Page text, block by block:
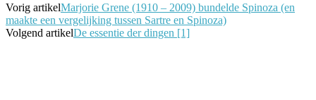
Vorig artikelMarjorie Grene (1910 – 2009) bundelde Spinoza (en
maakte een vergelijking tussen Sartre en Spinoza)
Volgend artikelDe essentie der dingen [1]